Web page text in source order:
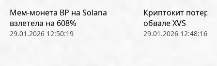
Мем-монета BP на Solana
взлетела на 608%
29.01.2026 12:50:19
Криптокит
обвале XVS
29.01.2026 12:48:16